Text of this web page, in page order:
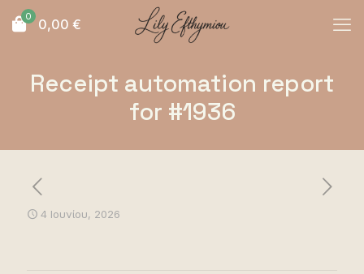
0 0,00 €
Receipt automation report
for #1936
4 Ιουνίου, 2026